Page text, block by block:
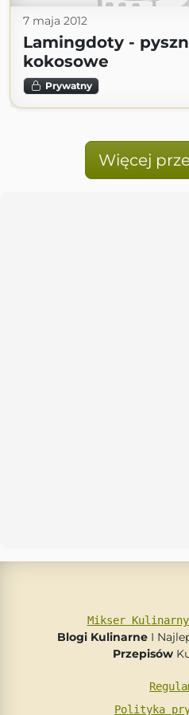
7 maja 2012
Lamingdoty -
kokosowe
Prywatny
Więcej
Mikser Kulinarny
Blogi Kulinarne I
Przepisów
Polityka